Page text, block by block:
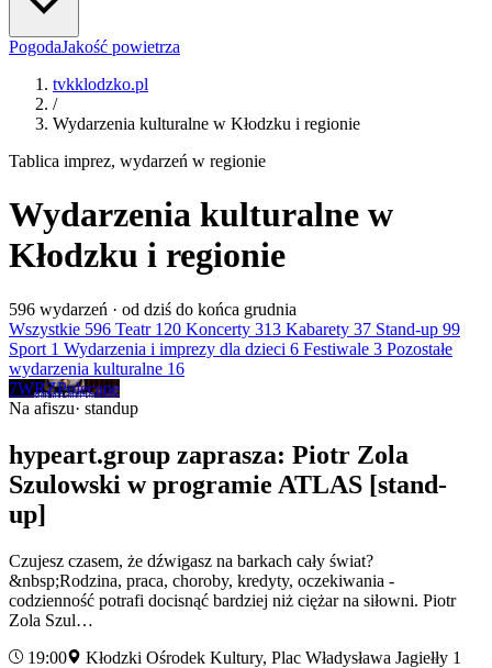
PogodaJakość powietrza
tvkklodzko.pl
/
Wydarzenia kulturalne w Kłodzku i regionie
Tablica imprez, wydarzeń w regionie
Wydarzenia kulturalne w
Kłodzku i regionie
596 wydarzeń · od dziś do końca grudnia
Wszystkie 596 Teatr 120 Koncerty 313 Kabarety 37 Stand-up 99
Sport 1 Wydarzenia i imprezy dla dzieci 6 Festiwale 3 Pozostałe
wydarzenia kulturalne 16
7WRZPolecane
Na afiszu· standup
hypeart.group zaprasza: Piotr Zola
Szulowski w programie ATLAS [stand-
up]
Czujesz czasem, że dźwigasz na barkach cały świat?
&nbsp;Rodzina, praca, choroby, kredyty, oczekiwania -
codzienność potrafi docisnąć bardziej niż ciężar na siłowni. Piotr
Zola Szul…
19:00
Kłodzki Ośrodek Kultury, Plac Władysława Jagiełły 1